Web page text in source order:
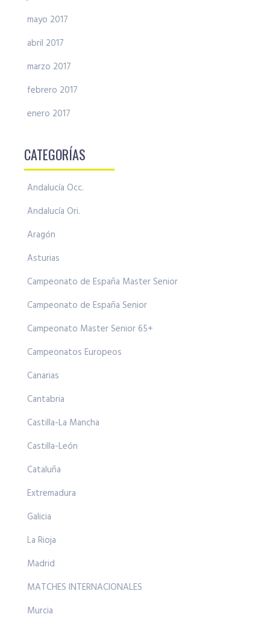
mayo 2017
abril 2017
marzo 2017
febrero 2017
enero 2017
CATEGORÍAS
Andalucía Occ.
Andalucía Ori.
Aragón
Asturias
Campeonato de España Master Senior
Campeonato de España Senior
Campeonato Master Senior 65+
Campeonatos Europeos
Canarias
Cantabria
Castilla-La Mancha
Castilla-León
Cataluña
Extremadura
Galicia
La Rioja
Madrid
MATCHES INTERNACIONALES
Murcia